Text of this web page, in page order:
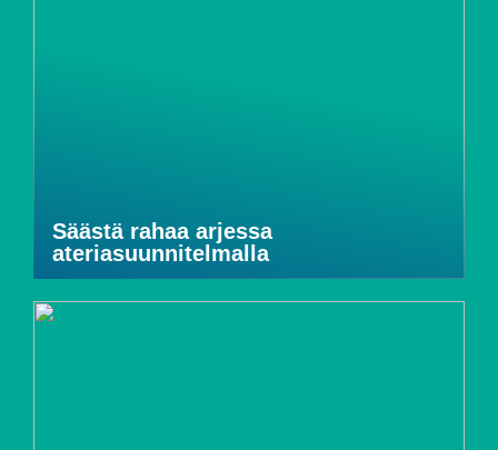
Säästä rahaa arjessa
ateriasuunnitelmalla